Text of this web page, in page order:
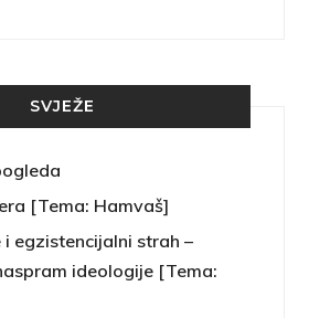
SVJEŽE
[Tema: Hamvaš]
i egzistencijalni strah –
ideologije [Tema: